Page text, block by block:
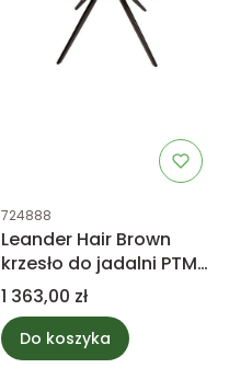
Kod produktu
724888
Leander Hair Brown
krzesło do jadalni PTMD
Collection
Cena
1 363,00 zł
Do koszyka